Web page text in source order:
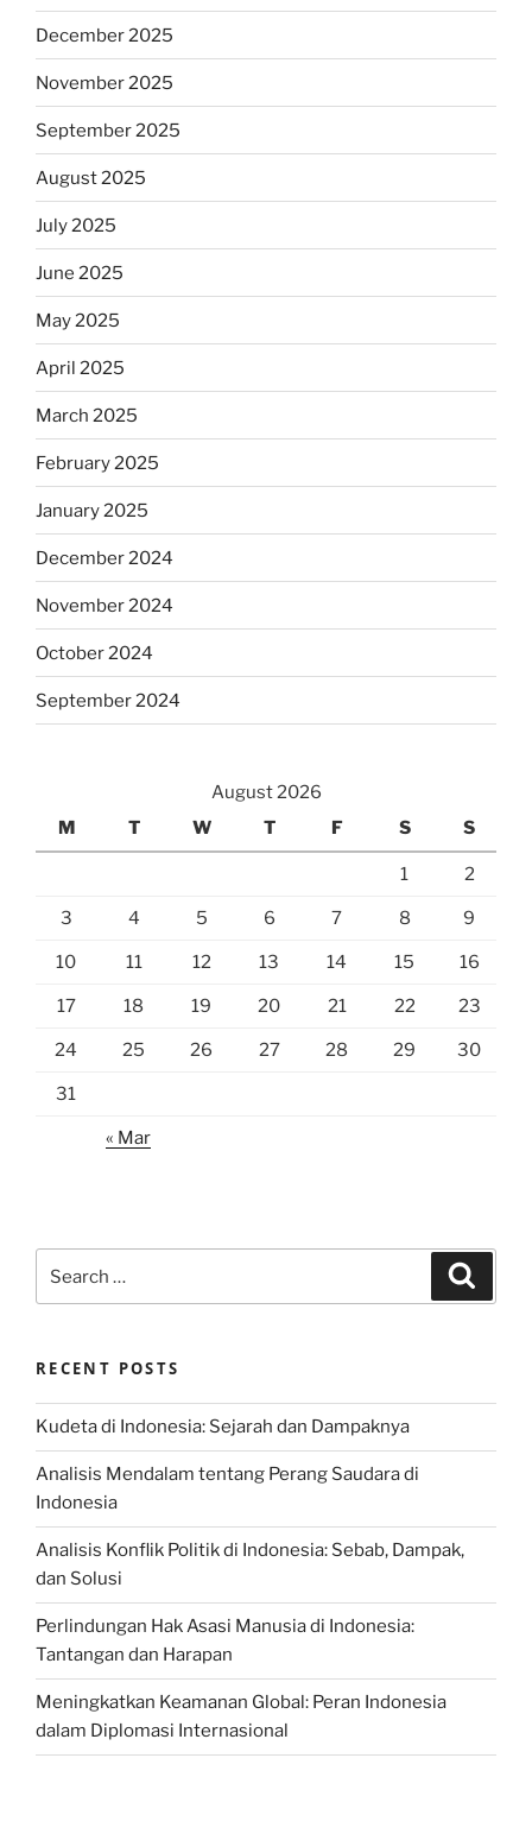
December 2025
November 2025
September 2025
August 2025
July 2025
June 2025
May 2025
April 2025
March 2025
February 2025
January 2025
December 2024
November 2024
October 2024
September 2024
August 2026
M
T W T F S S
1 2
3 4 5 6 7 8 9
10 11 12 13 14 15 16
17 18 19 20 21 22 23
24 25 26 27 28 29 30
31
« Mar
for:
RECENT POSTS
Kudeta di Indonesia: Sejarah dan Dampaknya
Analisis Mendalam tentang Perang Saudara di
Indonesia
Analisis Konflik Politik di Indonesia: Sebab, Dampak,
dan Solusi
Perlindungan Hak Asasi Manusia di Indonesia:
Tantangan dan Harapan
Meningkatkan Keamanan Global: Peran Indonesia
dalam Diplomasi Internasional